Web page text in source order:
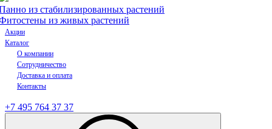
из стабилизированных растений
из живых растений
Акции
Каталог
О компании
Сотрудничество
Доставка и оплата
Контакты
+7 495 764 37 37